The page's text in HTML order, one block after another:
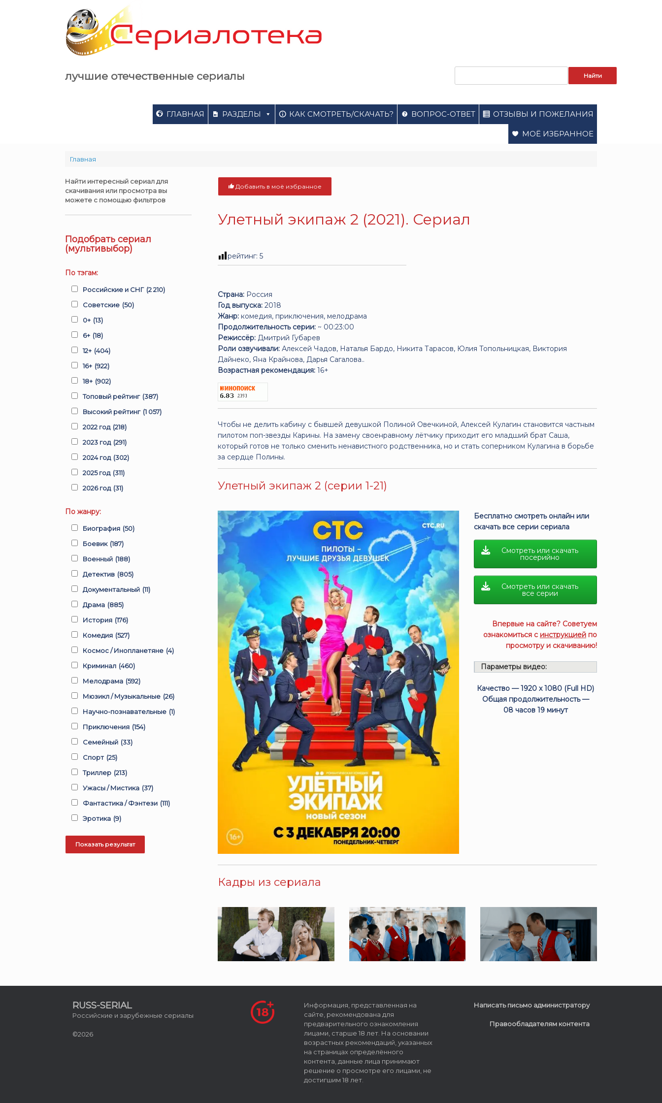
лучшие отечественные сериалы
ГЛАВНАЯ РАЗДЕЛЫ КАК СМОТРЕТЬ/СКАЧАТЬ? ВОПРОС-ОТВЕТ ОТЗЫВЫ И ПОЖЕЛАНИЯ
МОЁ ИЗБРАННОЕ
Главная
Добавить в моё избранное
Улетный экипаж 2 (2021). Сериал
рейтинг:5
Страна: Россия
Год выпуска: 2018
Жанр: комедия, приключения, мелодрама
Продолжительность серии: ~ 00:23:00
Режиссёр: Дмитрий Губарев
Роли озвучивали: Алексей Чадов, Наталья Бардо, Никита Тарасов, Юлия Топольницкая, Виктория
Дайнеко, Яна Крайнова, Дарья Сагалова..
Возрастная рекомендация: 16+
Чтобы не делить кабину с бывшей девушкой Полиной Овечкиной, Алексей Кулагин становится частным
пилотом поп-звезды Карины. На замену своенравному лётчику приходит его младший брат Саша,
который готов не только сменить ненавистного родственника, но и стать соперником Кулагина в борьбе
за сердце Полины.
Улетный экипаж 2 (серии 1-21)
Бесплатно смотреть онлайн или
скачать все серии сериала
Смотреть или скачать
посерийно
Смотреть или скачать
все серии
Впервые на сайте? Советуем
ознакомиться с инструкцией по
просмотру и скачиванию!
Параметры видео:
Качество — 1920 x 1080 (Full HD)
Общая продолжительность —
08 часов 19 минут
Кадры из сериала
Найти интересный сериал для
скачивания или просмотра вы
можете с помощью фильтров
Подобрать сериал
(мультивыбор)
По тэгам:
Российские и СНГ (2 210)
Советские (50)
0+ (13)
6+ (18)
12+ (404)
16+ (922)
18+ (902)
Топовый рейтинг (387)
Высокий рейтинг (1 057)
2022 год (218)
2023 год (291)
2024 год (302)
2025 год (311)
2026 год (31)
По жанру:
Биография (50)
Боевик (187)
Военный (188)
Детектив (805)
Документальный (11)
Драма (885)
История (176)
Комедия (527)
Космос / Инопланетяне (4)
Криминал (460)
Мелодрама (592)
Мюзикл / Музыкальные (26)
Научно-познавательные (1)
Приключения (154)
Семейный (33)
Спорт (25)
Триллер (213)
Ужасы / Мистика (37)
Фантастика / Фэнтези (111)
Эротика (9)
RUSS-SERIAL
Российские и зарубежные сериалы
©2026
Информация, представленная на
сайте, рекомендована для
предварительного ознакомления
лицами, старше 18 лет. На основании
возрастных рекомендаций, указанных
на страницах определённого
контента, данные лица принимают
решение о просмотре его лицами, не
достигшим 18 лет.
Написать письмо администратору
Правообладателям контента